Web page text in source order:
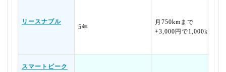
リースナブル
5年
月750kmまで
+3,000円で1,000kmに
スマートビーク